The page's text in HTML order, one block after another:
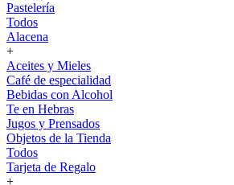
Pastelería
Todos
Alacena
+
Aceites y Mieles
Café de especialidad
Bebidas con Alcohol
Te en Hebras
Jugos y Prensados
Objetos de la Tienda
Todos
Tarjeta de Regalo
+